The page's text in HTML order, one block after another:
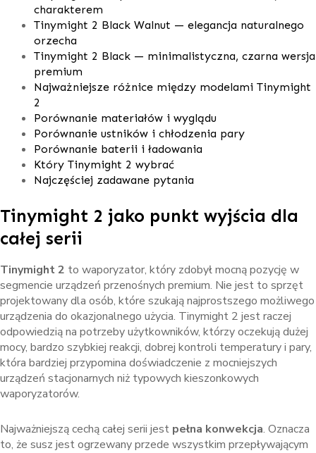
charakterem
Tinymight 2 Black Walnut — elegancja naturalnego
orzecha
Tinymight 2 Black — minimalistyczna, czarna wersja
premium
Najważniejsze różnice między modelami Tinymight
2
Porównanie materiałów i wyglądu
Porównanie ustników i chłodzenia pary
Porównanie baterii i ładowania
Który Tinymight 2 wybrać
Najczęściej zadawane pytania
Tinymight 2 jako punkt wyjścia dla
całej serii
Tinymight 2 to waporyzator, który zdobył mocną pozycję w
segmencie urządzeń przenośnych premium. Nie jest to sprzęt
projektowany dla osób, które szukają najprostszego możliwego
urządzenia do okazjonalnego użycia. Tinymight 2 jest raczej
odpowiedzią na potrzeby użytkowników, którzy oczekują dużej
mocy, bardzo szybkiej reakcji, dobrej kontroli temperatury i pary,
która bardziej przypomina doświadczenie z mocniejszych
urządzeń stacjonarnych niż typowych kieszonkowych
waporyzatorów.
Najważniejszą cechą całej serii jest pełna konwekcja. Oznacza
to, że susz jest ogrzewany przede wszystkim przepływającym